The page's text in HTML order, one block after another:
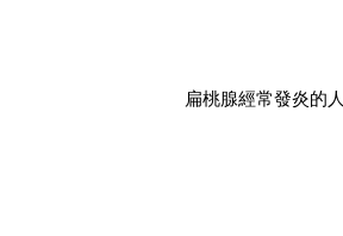
扁桃腺經常發炎的